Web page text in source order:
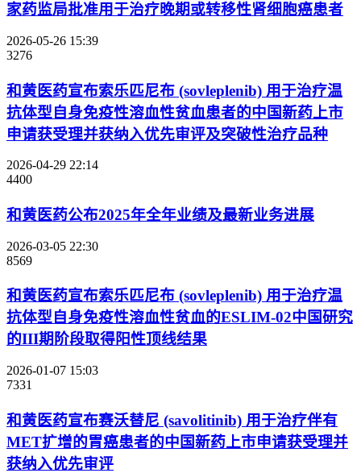
家药监局批准用于治疗晚期或转移性肾细胞癌患者
2026-05-26 15:39
3276
和黄医药宣布索乐匹尼布 (sovleplenib) 用于治疗温
抗体型自身免疫性溶血性贫血患者的中国新药上市
申请获受理并获纳入优先审评及突破性治疗品种
2026-04-29 22:14
4400
和黄医药公布2025年全年业绩及最新业务进展
2026-03-05 22:30
8569
和黄医药宣布索乐匹尼布 (sovleplenib) 用于治疗温
抗体型自身免疫性溶血性贫血的ESLIM-02中国研究
的III期阶段取得阳性顶线结果
2026-01-07 15:03
7331
和黄医药宣布赛沃替尼 (savolitinib) 用于治疗伴有
MET扩增的胃癌患者的中国新药上市申请获受理并
获纳入优先审评